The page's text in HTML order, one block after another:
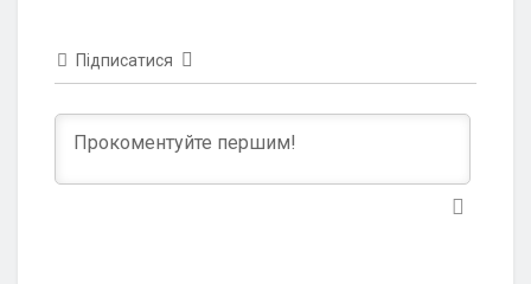
Підписатися